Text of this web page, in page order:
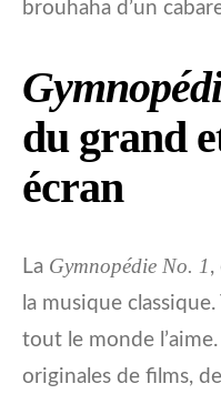
brouhaha d’un
du grand
écran
La Gymnopédie No. 1,
la musique
tout le monde
originales de films,